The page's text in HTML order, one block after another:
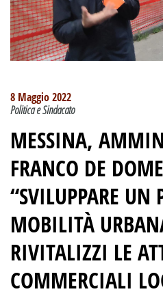
8 Maggio 2022
Politica e Sindacato
MESSINA,
FRANCO DE
“SVILUPPARE UN
MOBILITÀ
RIVITALIZZI LE
COMMERCIALI